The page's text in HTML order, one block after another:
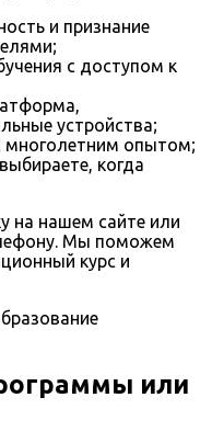
и признание
с доступом к
устройства;
многолетним опытом;
когда
на нашем сайте или
Мы поможем
курс и
или